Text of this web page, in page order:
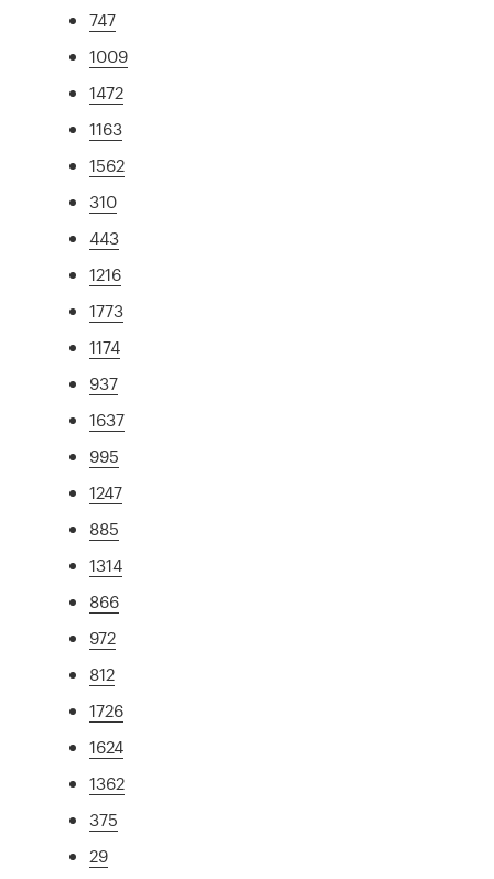
747
1009
1472
1163
1562
310
443
1216
1773
1174
937
1637
995
1247
885
1314
866
972
812
1726
1624
1362
375
29